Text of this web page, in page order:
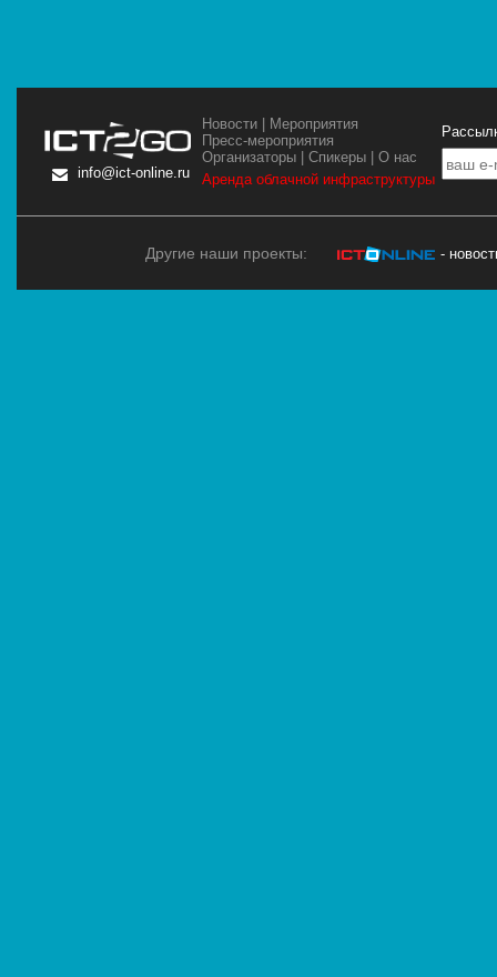
info@ict-online.ru
Новости
Мероприятия
Пресс-мероприятия
Организаторы |Спикеры |О нас
Аренда облачной инфраструктуры
Другие наши проекты: -